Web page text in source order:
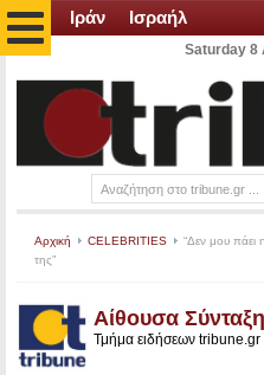
Ιράν Ισραήλ
Saturday 8
Αρχική CELEBRITIES
“Δεν μου πάει
της”
Αίθουσα
Τμήμα ειδήσεων tribune.gr